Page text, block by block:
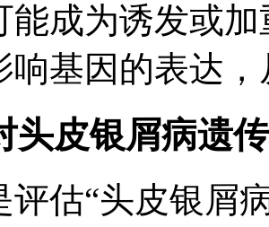
能成为诱发或
响基因的表达
头皮银屑病遗
评估“头皮银屑